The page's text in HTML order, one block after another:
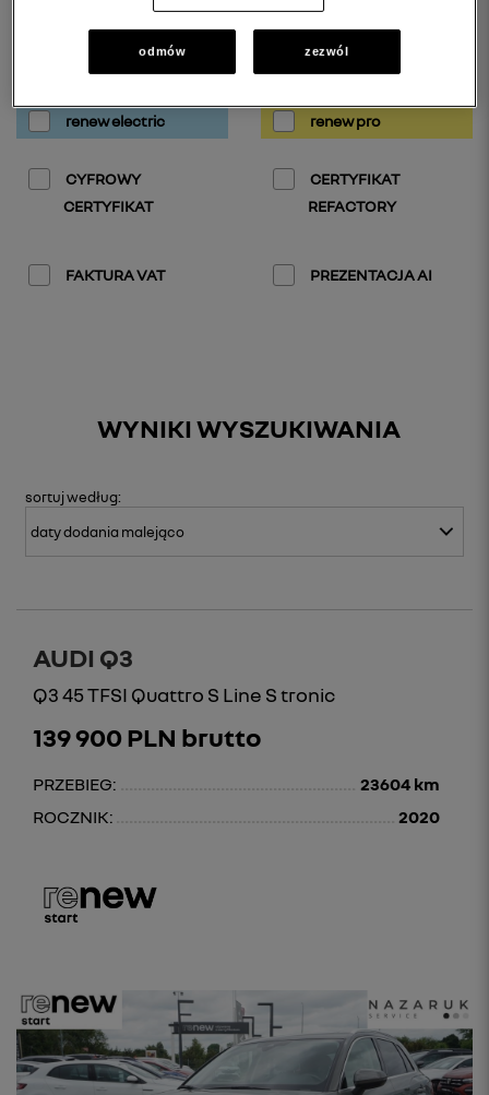
renew gold
renew electric renew pro
CYFROWY
CERTYFIKAT
CERTYFIKAT
REFACTORY
FAKTURA VAT PREZENTACJA AI
WYNIKI WYSZUKIWANIA
sortujwedług:
AUDI Q3
Q3 45 TFSI Quattro S Line S tronic
139 900 PLN brutto
PRZEBIEG:
23604 km
ROCZNIK:
2020
odmów zezwól